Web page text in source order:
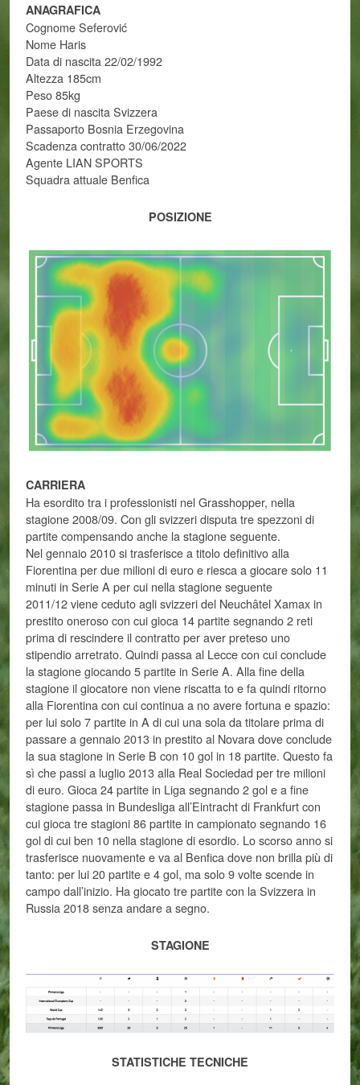
ANAGRAFICA
Cognome Seferović
Nome Haris
Data di nascita 22/02/1992
Altezza 185cm
Peso 85kg
Paese di nascita Svizzera
Passaporto Bosnia Erzegovina
Scadenza contratto 30/06/2022
Agente LIAN SPORTS
Squadra attuale Benfica
POSIZIONE
CARRIERA
Ha esordito tra i professionisti nel Grasshopper, nella
stagione 2008/09. Con gli svizzeri disputa tre spezzoni di
partite compensando anche la stagione seguente.
Nel gennaio 2010 si trasferisce a titolo definitivo alla
Fiorentina per due milioni di euro e riesca a giocare solo 11
minuti in Serie A per cui nella stagione seguente
2011/12 viene ceduto agli svizzeri del Neuchâtel Xamax in
prestito oneroso con cui gioca 14 partite segnando 2 reti
prima di rescindere il contratto per aver preteso uno
stipendio arretrato. Quindi passa al Lecce con cui conclude
la stagione giocando 5 partite in Serie A. Alla fine della
stagione il giocatore non viene riscatta to e fa quindi ritorno
alla Fiorentina con cui continua a no avere fortuna e spazio:
per lui solo 7 partite in A di cui una sola da titolare prima di
passare a gennaio 2013 in prestito al Novara dove conclude
la sua stagione in Serie B con 10 gol in 18 partite. Questo fa
sì che passi a luglio 2013 alla Real Sociedad per tre milioni
di euro. Gioca 24 partite in Liga segnando 2 gol e a fine
stagione passa in Bundesliga all’Eintracht di Frankfurt con
cui gioca tre stagioni 86 partite in campionato segnando 16
gol di cui ben 10 nella stagione di esordio. Lo scorso anno si
trasferisce nuovamente e va al Benfica dove non brilla più di
tanto: per lui 20 partite e 4 gol, ma solo 9 volte scende in
campo dall’inizio. Ha giocato tre partite con la Svizzera in
Russia 2018 senza andare a segno.
STAGIONE
STATISTICHE TECNICHE